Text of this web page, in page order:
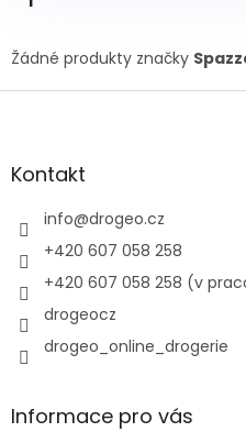
Žádné produkty značky
Z
aKontakt
info@drogeo.cz
+420 607 058 258
+420 607 058 258 (v
drogeocz
drogeo_online_drogerie
Informace pro vás